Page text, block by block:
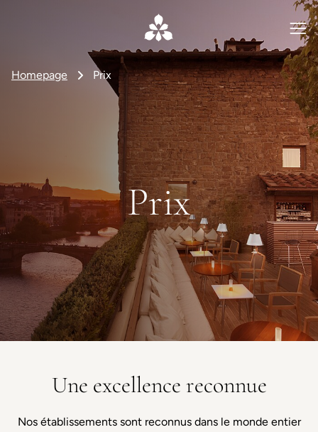
Homepage Prix
Prix
Une excellence reconnue
Nos établissements sont reconnus dans le monde entier